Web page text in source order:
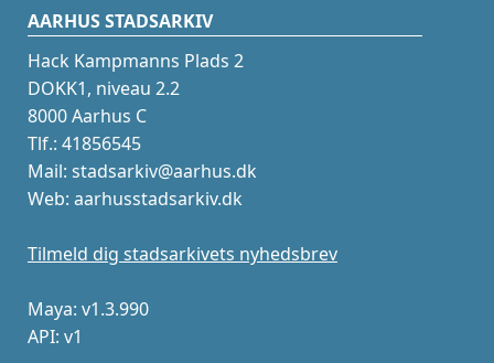
AARHUS STADSARKIV
Hack Kampmanns Plads 2
DOKK1, niveau 2.2
8000 Aarhus C
Tlf.: 41856545
Mail: stadsarkiv@aarhus.dk
Web: aarhusstadsarkiv.dk
Tilmeld dig stadsarkivets nyhedsbrev
Maya: v1.3.990
API: v1